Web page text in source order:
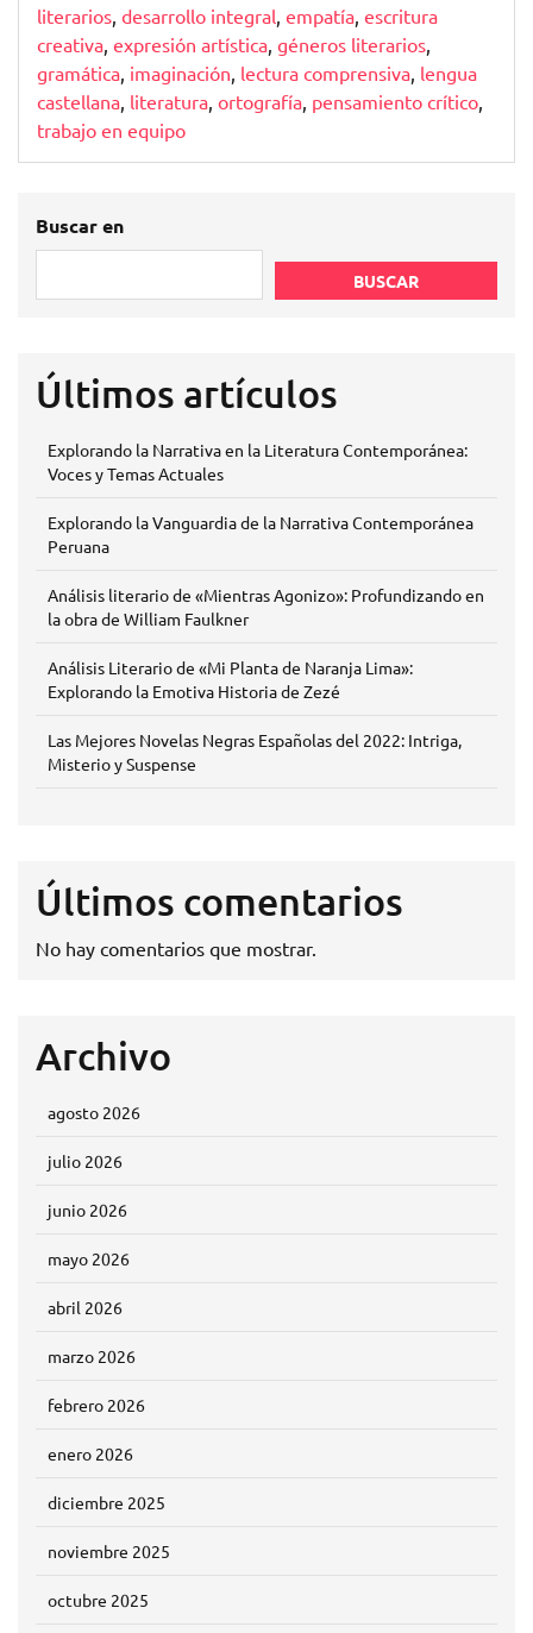
literarios, desarrollo integral, empatía, escritura
creativa, expresión artística, géneros literarios,
gramática, imaginación, lectura comprensiva, lengua
castellana, literatura, ortografía, pensamiento crítico,
trabajo en equipo
Buscar en
BUSCAR
Últimos artículos
Explorando la Narrativa en la Literatura Contemporánea:
Voces y Temas Actuales
Explorando la Vanguardia de la Narrativa Contemporánea
Peruana
Análisis literario de «Mientras Agonizo»: Profundizando en
la obra de William Faulkner
Análisis Literario de «Mi Planta de Naranja Lima»:
Explorando la Emotiva Historia de Zezé
Las Mejores Novelas Negras Españolas del 2022: Intriga,
Misterio y Suspense
Últimos comentarios
No hay comentarios que mostrar.
Archivo
agosto 2026
julio 2026
junio 2026
mayo 2026
abril 2026
marzo 2026
febrero 2026
enero 2026
diciembre 2025
noviembre 2025
octubre 2025